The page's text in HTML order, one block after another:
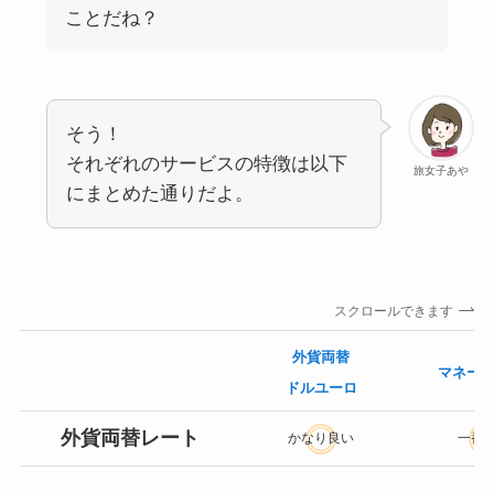
ことだね？
旅女子あや
そう！
それぞれのサービスの特徴は以下
にまとめた通りだよ。
スクロールできます
外貨両替
ドルユーロ
マネー
外貨両替レート かなり良い 一番